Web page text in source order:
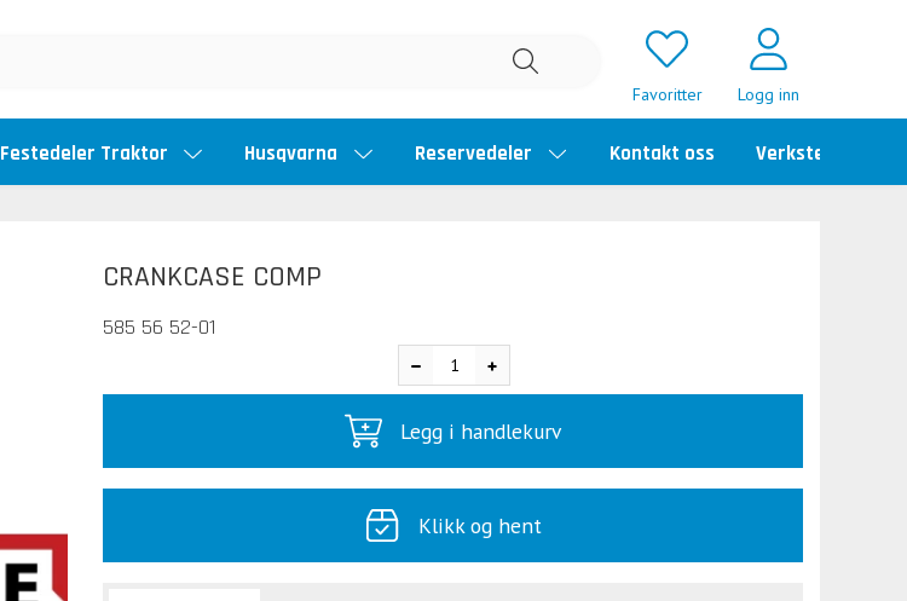
Favoritter Logg inn
Festedeler Traktor Husqvarna Reservedeler Kontakt oss Verkstedtime
CRANKCASE COMP
585 56 52-01
Legg i handlekurv
Klikk og hent